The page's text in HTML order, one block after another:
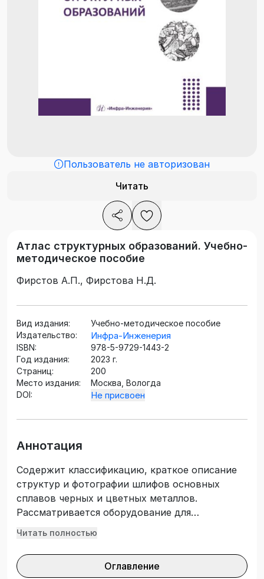
Пользователь не авторизован
Читать
Атлас структурных образований. Учебно-
методическое пособие
Фирстов А.П., Фирстова Н.Д.
Вид издания:
Учебно-методическое пособие
Издательство:
Инфра-Инженерия
ISBN:
978-5-9729-1443-2
Год издания:
2023 г.
Страниц:
200
Место издания:
Москва, Вологда
DOI:
Не присвоен
Аннотация
Содержит классификацию, краткое описание
структур и фотографии шлифов основных
сплавов черных и цветных металлов.
Рассматривается оборудование для
микроскопического метода исследования
студентов технических вузов для
практических занятий, для курсового и
Читать полностью
Оглавление